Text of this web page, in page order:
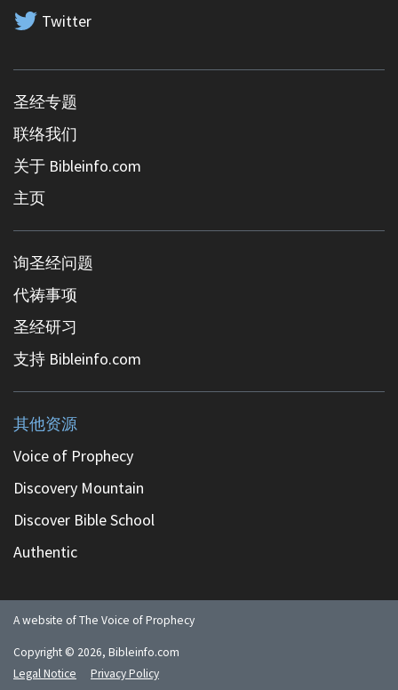
Twitter
圣经专题
联络我们
关于 Bibleinfo.com
主页
询圣经问题
代祷事项
圣经研习
支持 Bibleinfo.com
其他资源
Voice of Prophecy
Discovery Mountain
Discover Bible School
Authentic
A website of The Voice of Prophecy
Copyright © 2026, Bibleinfo.com
Legal Notice
Privacy Policy